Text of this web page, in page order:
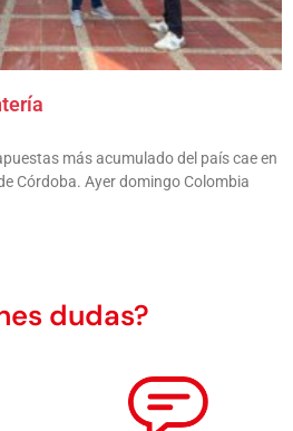
más acumulado del país cae en
Córdoba. Ayer domingo Colombia
dudas?